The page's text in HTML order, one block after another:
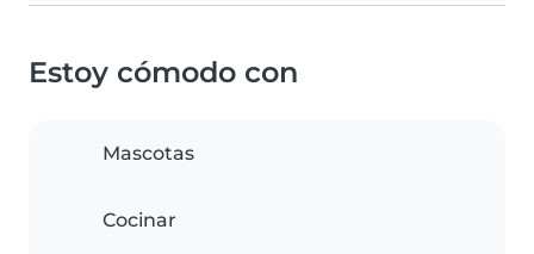
Estoy cómodo con
Mascotas
Cocinar